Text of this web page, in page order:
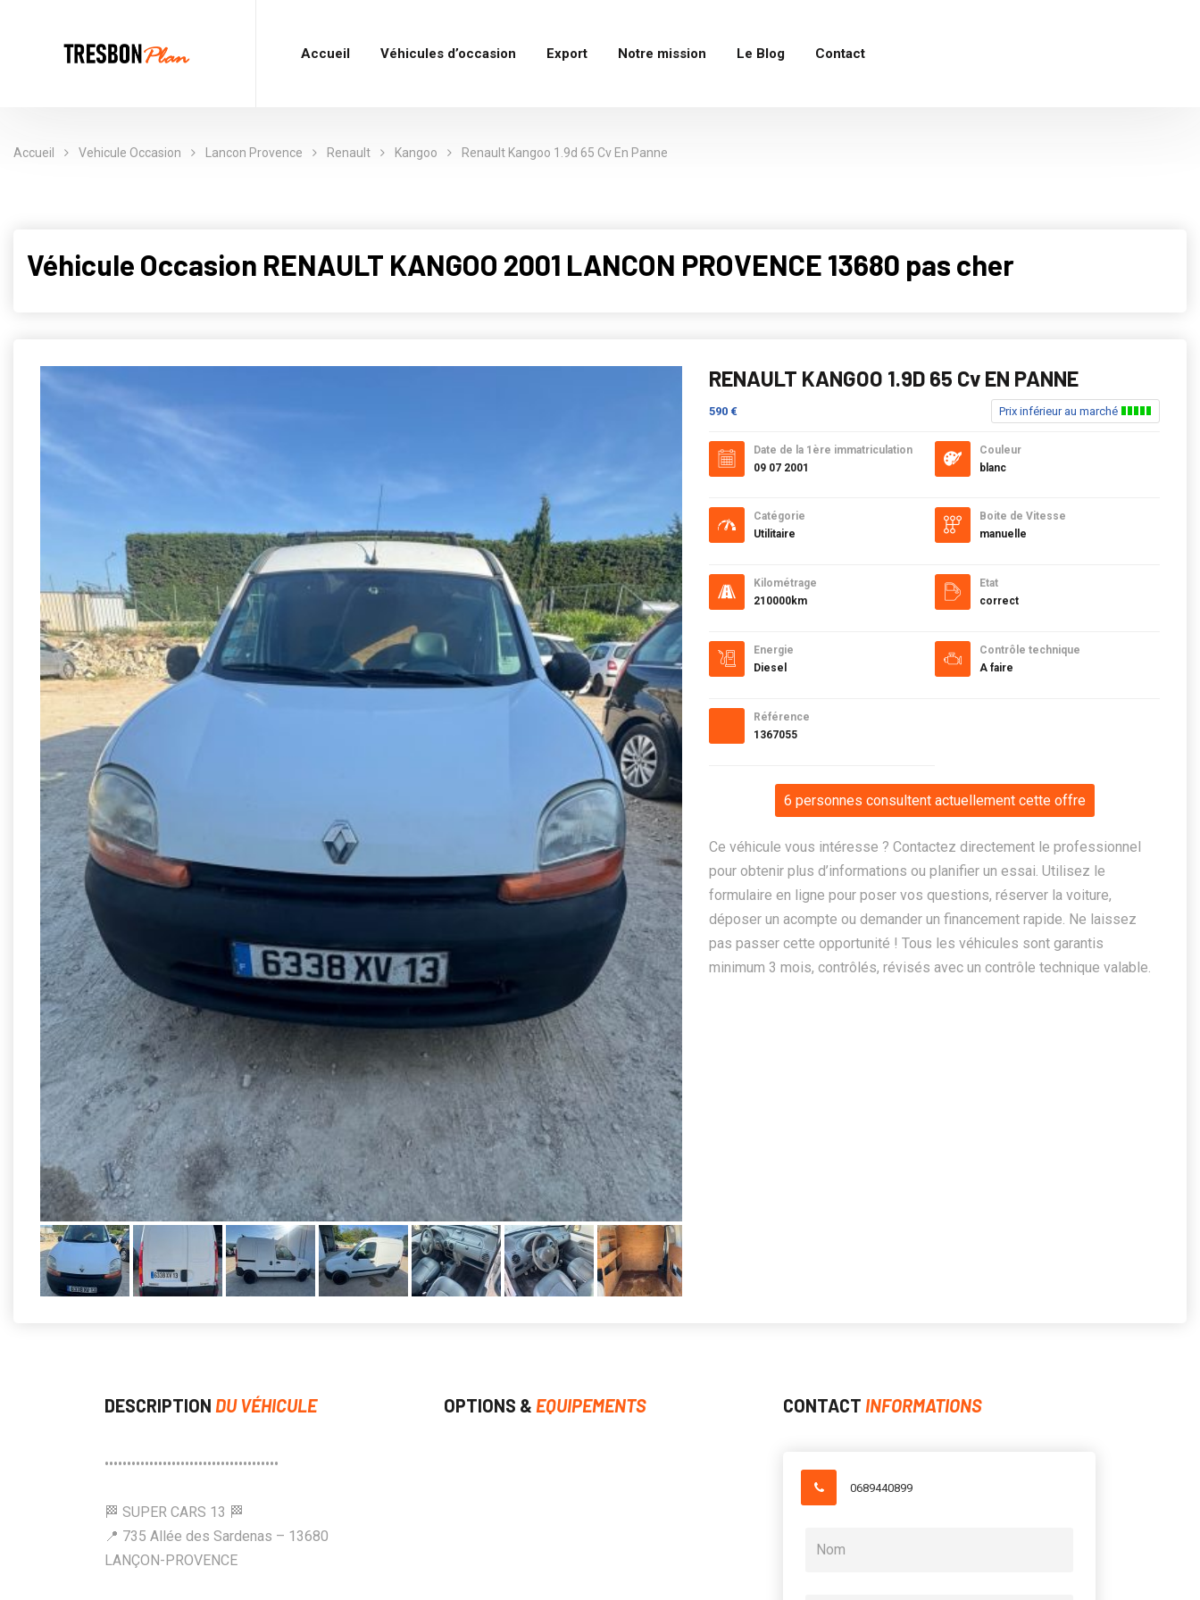
Accueil Véhicules d’occasion Export Notre mission Le Blog Contact
Accueil Vehicule Occasion Lancon Provence Renault Kangoo Renault Kangoo 1.9d 65 Cv En Panne
Véhicule Occasion RENAULT KANGOO 2001 LANCON PROVENCE 13680 pas cher
RENAULT KANGOO 1.9D 65 Cv EN PANNE
590 € Prix inférieur au marché
Date de la 1ère immatriculation
09 07 2001
Catégorie
Utilitaire
Kilométrage
210000km
Energie
Diesel
Référence
1367055
Couleur
blanc
Boite de Vitesse
manuelle
Etat
correct
Contrôle technique
A faire
6 personnes consultent actuellement cette offre
Ce véhicule vous intéresse ? Contactez directement le professionnel
pour obtenir plus d’informations ou planifier un essai. Utilisez le
formulaire en ligne pour poser vos questions, réserver la voiture,
déposer un acompte ou demander un financement rapide. Ne laissez
pas passer cette opportunité ! Tous les véhicules sont garantis
minimum 3 mois, contrôlés, révisés avec un contrôle technique valable.
DESCRIPTION DU VÉHICULE
•••••••••••••••••••••••••••••••••••••••
🏁 SUPER CARS 13 🏁
📍 735 Allée des Sardenas – 13680
LANÇON-PROVENCE
OPTIONS & EQUIPEMENTS CONTACT INFORMATIONS
0689440899